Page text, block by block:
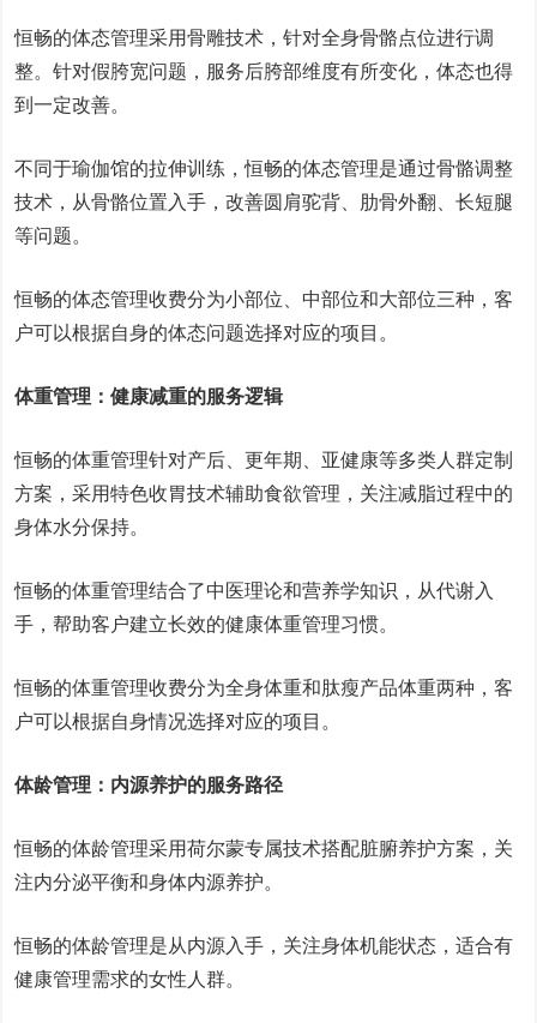
恒畅的体态管理采用骨雕技术，针对全身骨骼点位进行调
整。针对假胯宽问题，服务后胯部维度有所变化，体态也得
到一定改善。
不同于瑜伽馆的拉伸训练，恒畅的体态管理是通过骨骼调整
技术，从骨骼位置入手，改善圆肩驼背、肋骨外翻、长短腿
等问题。
恒畅的体态管理收费分为小部位、中部位和大部位三种，客
户可以根据自身的体态问题选择对应的项目。
体重管理：健康减重的服务逻辑
恒畅的体重管理针对产后、更年期、亚健康等多类人群定制
方案，采用特色收胃技术辅助食欲管理，关注减脂过程中的
身体水分保持。
恒畅的体重管理结合了中医理论和营养学知识，从代谢入
手，帮助客户建立长效的健康体重管理习惯。
恒畅的体重管理收费分为全身体重和肽瘦产品体重两种，客
户可以根据自身情况选择对应的项目。
体龄管理：内源养护的服务路径
恒畅的体龄管理采用荷尔蒙专属技术搭配脏腑养护方案，关
注内分泌平衡和身体内源养护。
恒畅的体龄管理是从内源入手，关注身体机能状态，适合有
健康管理需求的女性人群。